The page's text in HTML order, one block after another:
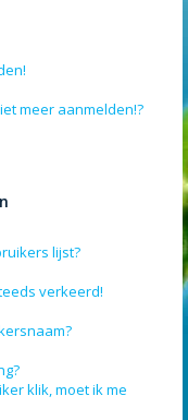
meer aanmelden!?
lijst?
verkeerd!
klik, moet ik me